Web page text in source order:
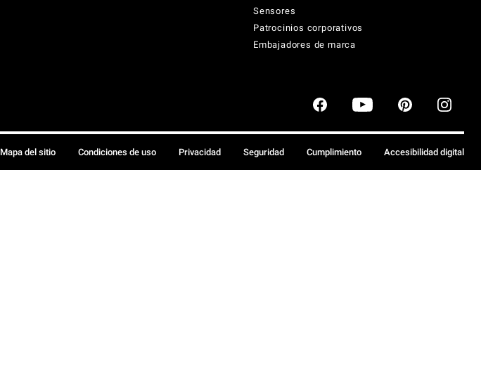
Sensores
Patrocinios corporativos
Embajadores de marca
Mapa del sitio Condiciones de uso Privacidad Seguridad Cumplimiento Accesibilidad digital